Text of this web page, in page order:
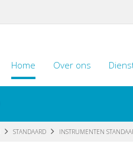
Home Over ons
STANDAARD INSTRUMENTEN